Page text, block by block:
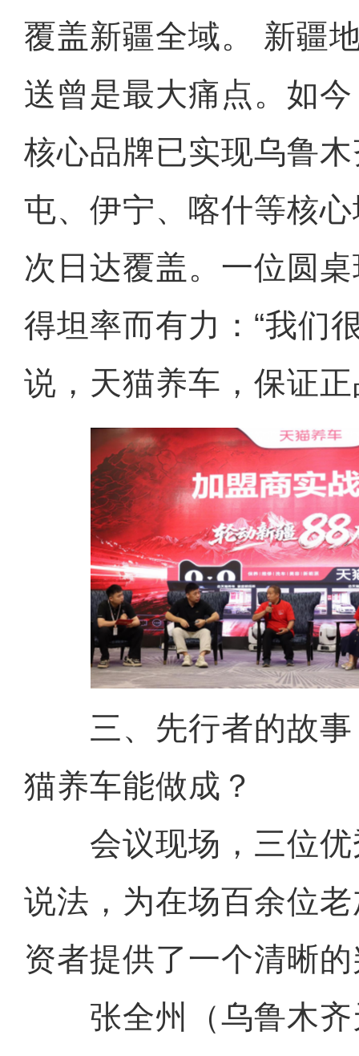
覆盖新疆全域。 新疆
送曾是最大痛点。如
核心品牌已实现乌鲁
屯、伊宁、喀什等核
次日达覆盖。一位圆
得坦率而有力：“我们
说，天猫养车，保证正
三、先行者的故事
猫养车能做成？
会议现场，三位优
说法，为在场百余位
资者提供了一个清晰
张全州（乌鲁木齐